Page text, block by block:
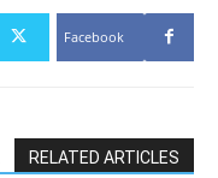
Facebook
RELATED ARTICLES